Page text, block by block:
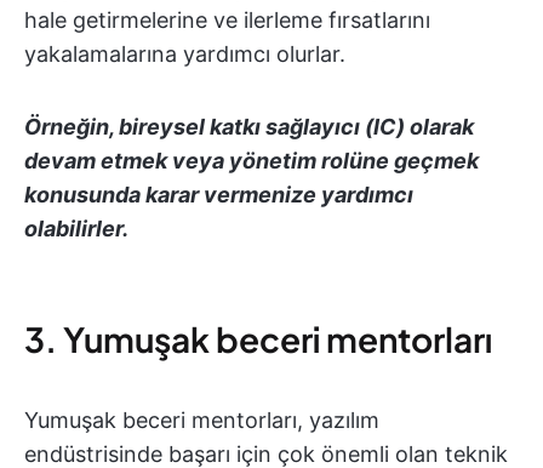
hale getirmelerine ve ilerleme fırsatlarını
yakalamalarına yardımcı olurlar.
Örneğin, bireysel katkı sağlayıcı (IC) olarak
devam etmek veya yönetim rolüne geçmek
konusunda karar vermenize yardımcı
olabilirler.
3. Yumuşak beceri mentorları
Yumuşak beceri mentorları, yazılım
endüstrisinde başarı için çok önemli olan teknik